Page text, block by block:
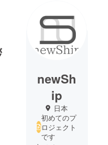
newSh
ip
日本
初めてのプ
ロジェクト
です